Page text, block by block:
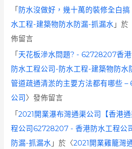
「 防水沒做好，幾十萬的裝修全白
水工程-建築物防水防漏-抓漏水 」於
佈留言
「 天花板滲水問題? - 62728207香
防水工程公司-防水工程-建築物防水
管道疏通清淤的主要方法都有哪些
公司 〉發佈留言
「2021開業瀑布灣通渠公司【香港
程公司62728207 - 香港防水工程公
防漏-抓漏水 」於〈2021開業雞籠灣